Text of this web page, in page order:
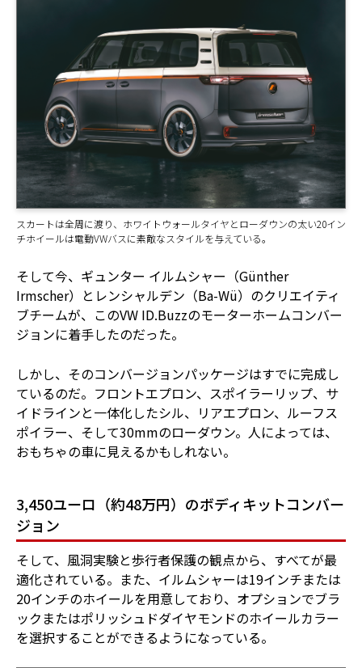
スカートは全周に渡り、ホワイトウォールタイヤとローダウンの太い20イン
チホイールは電動VWバスに素敵なスタイルを与えている。
そして今、ギュンター イルムシャー（Günther
Irmscher）とレンシャルデン（Ba-Wü）のクリエイティ
ブチームが、このVW ID.Buzzのモーターホームコンバー
ジョンに着手したのだった。
しかし、そのコンバージョンパッケージはすでに完成し
ているのだ。フロントエプロン、スポイラーリップ、サ
イドラインと一体化したシル、リアエプロン、ルーフス
ポイラー、そして30mmのローダウン。人によっては、
おもちゃの車に見えるかもしれない。
3,450ユーロ（約48万円）のボディキットコンバー
ジョン
そして、風洞実験と歩行者保護の観点から、すべてが最
適化されている。また、イルムシャーは19インチまたは
20インチのホイールを用意しており、オプションでブラ
ックまたはポリッシュドダイヤモンドのホイールカラー
を選択することができるようになっている。